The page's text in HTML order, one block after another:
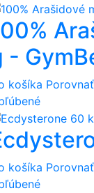
-
košíka Porovnať
košíka Porovnať